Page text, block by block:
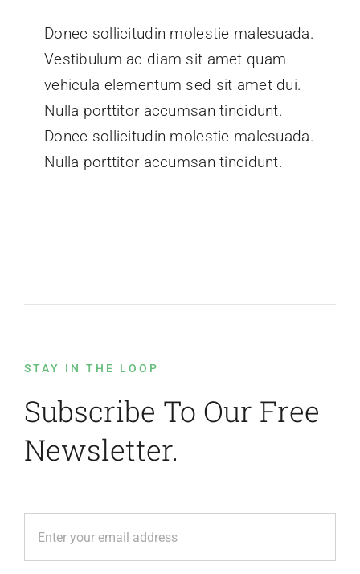
Donec sollicitudin molestie malesuada.
Vestibulum ac diam sit amet quam
vehicula elementum sed sit amet dui.
Nulla porttitor accumsan tincidunt.
Donec sollicitudin molestie malesuada.
Nulla porttitor accumsan tincidunt.
STAY IN THE LOOP
Subscribe To Our Free
Newsletter.